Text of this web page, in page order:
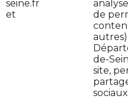
Jeune en danger : on t'aide
seine.fr
et
de
de-
site,